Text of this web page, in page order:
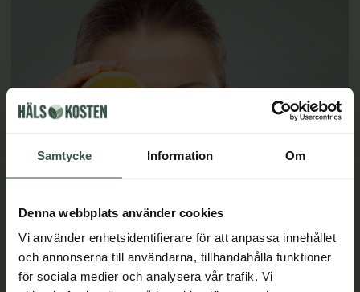
Samtycke Information Om
Denna webbplats använder cookies
Vi använder enhetsidentifierare för att anpassa innehållet
och annonserna till användarna, tillhandahålla funktioner
för sociala medier och analysera vår trafik. Vi
Varför C-vitamin i hudvård?